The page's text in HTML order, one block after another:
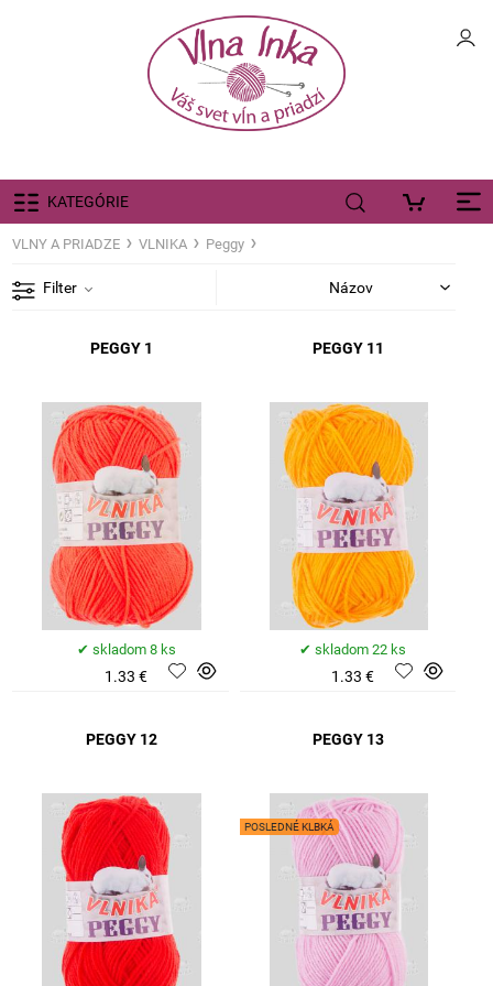
KATEGÓRIE
VLNY A PRIADZE VLNIKA Peggy
Filter
PEGGY 1
skladom 8 ks
1.33 €
PEGGY 11
skladom 22 ks
1.33 €
PEGGY 12 PEGGY 13
POSLEDNÉ KLBKÁ